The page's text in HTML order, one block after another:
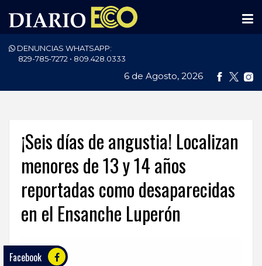
DENUNCIAS WHATSAPP:
829-785-7272 • 809.428.0333
6 de Agosto, 2026
PORTADA
DEPORTES
ENTRETENIMIENTO
TECNOLOGÍA
¡Seis días de angustia! Localizan
menores de 13 y 14 años
reportadas como desaparecidas
en el Ensanche Luperón
Facebook